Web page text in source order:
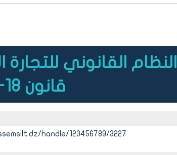
النظام القانوني
قانون 18-05 المتعلق بالتجارة الإلكترونية
handle/123456789/3227